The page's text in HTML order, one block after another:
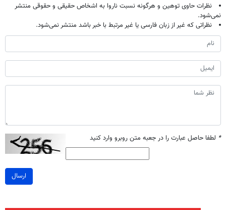
نظرات حاوی توهین و هرگونه نسبت ناروا به اشخاص حقیقی و حقوقی منتشر
نمی‌شود.
نظراتی که غیر از زبان فارسی یا غیر مرتبط با خبر باشد منتشر نمی‌شود.
* لطفا حاصل عبارت را در جعبه متن روبرو وارد کنید
ارسال